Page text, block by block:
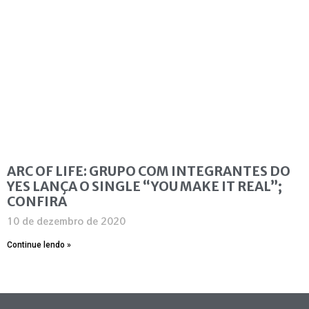
ARC OF LIFE: GRUPO COM INTEGRANTES DO
YES LANÇA O SINGLE “YOU MAKE IT REAL”;
CONFIRA
10 de dezembro de 2020
Continue lendo »